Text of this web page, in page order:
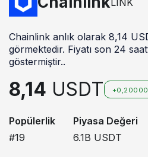
LINK
Chainlink anlık olarak 8,14
görmektedir. Fiyatı son 24
göstermiştir..
8,14 USDT
Popülerlik
#19
Piyasa Değeri
6.1B USDT